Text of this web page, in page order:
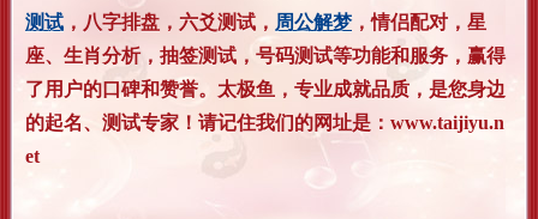
测试 ，八字排盘，六爻测试， 周公解梦，情侣配对，星
座、生肖分析，抽签测试，号码测试等功能和服务，赢得
了用户的口碑和赞誉。太极鱼，专业成就品质，是您身边
的起名、测试专家！请记住我们的网址是：www.taijiyu.n
et